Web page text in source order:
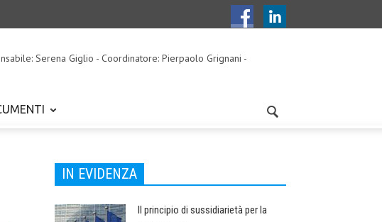
Serena Giglio - Coordinatore: Pierpaolo Grignani -
IN EVIDENZA
Il principio di sussidiarietà per la